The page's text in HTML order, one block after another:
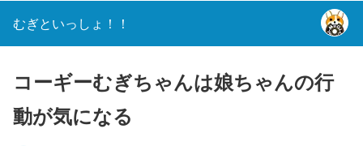
むぎといっしょ！！
コーギーむぎちゃんは娘ちゃんの行
動が気になる